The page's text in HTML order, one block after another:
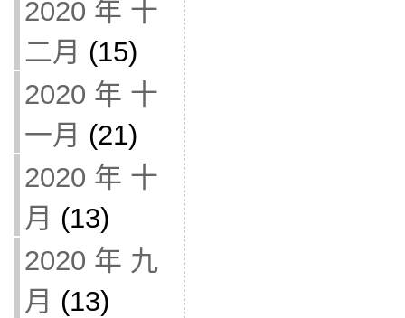
2020 年 十
二月 (15)
2020 年 十
一月 (21)
2020 年 十
月 (13)
2020 年 九
月 (13)